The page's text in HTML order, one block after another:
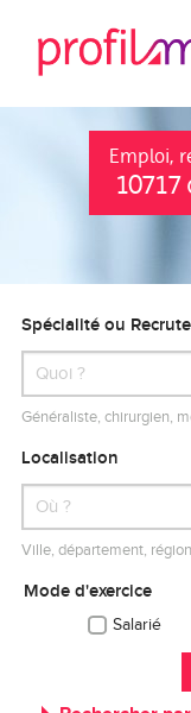
Emploi,
10717
Spécialité ou
Généraliste, chirurgien,
Localisation
Ville, département,
Mode d'exercice
Salarié